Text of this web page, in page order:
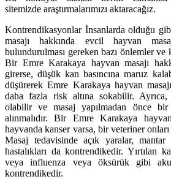
sitemizde araştırmalarımızı aktaracağız.
Kontrendikasyonlar İnsanlarda olduğu
masajı hakkında evcil hayvan
bulundurulması gereken bazı önlemler ve
Bir Emre Karakaya hayvan masajı
girerse, düşük kan basıncına maruz
düşürerek Emre Karakaya hayvan
daha fazla risk altına sokabilir.
olabilir ve masaj yapılmadan önce bir
alınmalıdır. Bir Emre Karakaya
hayvanda kanser varsa, bir veteriner
Masaj tedavisinde açık yaralar,
hastalıkları da kontrendikedir. Yırtılan
veya influenza veya öksürük gibi
kontrendikedir.